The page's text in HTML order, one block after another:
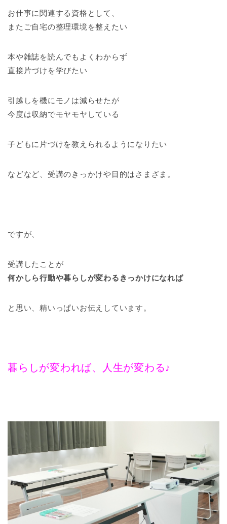
お仕事に関連する資格として、
またご自宅の整理環境を整えたい
本や雑誌を読んでもよくわからず
直接片づけを学びたい
引越しを機にモノは減らせたが
今度は収納でモヤモヤしている
子どもに片づけを教えられるようになりたい
などなど、受講のきっかけや目的はさまざま。
ですが、
受講したことが
何かしら行動や暮らしが変わるきっかけになれば
と思い、精いっぱいお伝えしています。
暮らしが変われば、人生が変わる♪